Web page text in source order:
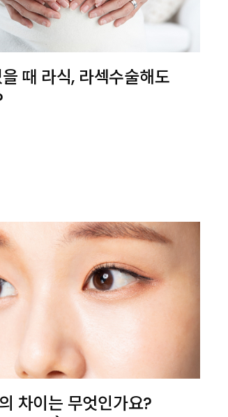
때 라식, 라섹수술해도
차이는 무엇인가요?